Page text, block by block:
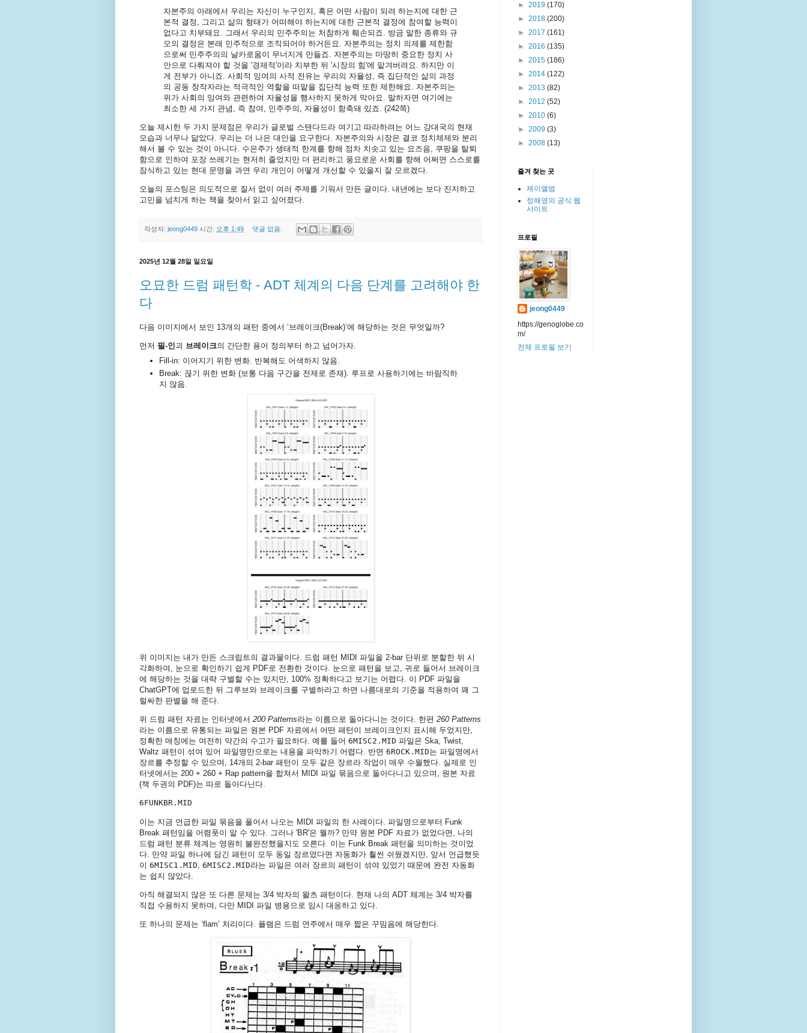
자본주의 아래에서 우리는 자신이 누구인지, 혹은 어떤 사람이 되려 하는지에 대한 근
본적 결정, 그리고 삶의 형태가 어떠해야 하는지에 대한 근본적 결정에 참여할 능력이
없다고 치부돼요. 그래서 우리의 민주주의는 처참하게 훼손되죠. 방금 말한 종류와 규
모의 결정은 본래 민주적으로 조직되어야 하거든요. 자본주의는 정치 의제를 제한함
으로써 민주주의의 날카로움이 무너지게 만들죠. 자본주의는 마땅히 중요한 정치 사
안으로 다뤄져야 할 것을 '경제적'이라 치부한 뒤 '시장의 힘'에 맡겨버려요. 하지만 이
게 전부가 아니죠. 사회적 잉여의 사적 전유는 우리의 자율성, 즉 집단적인 삶의 과정
의 공동 창작자라는 적극적인 역할을 떠맡을 집단적 능력 또한 제한해요. 자본주의는
위가 사회의 잉여와 관련하여 자율성을 행사하지 못하게 막아요. 말하자면 여기에는
최소한 세 가지 관념, 즉 참여, 민주주의, 자율성이 함축돼 있죠. (242쪽)
오늘 제시한 두 가지 문제점은 우리가 글로벌 스탠다드라 여기고 따라하려는 어느 강대국의 현재
모습과 너무나 닮았다. 우리는 더 나은 대안을 요구한다. 자본주의와 시장은 결코 정치체제와 분리
해서 볼 수 있는 것이 아니다. 수은주가 생태적 한계를 향해 점차 치솟고 있는 요즈음, 쿠팡을 탈퇴
함으로 인하여 포장 쓰레기는 현저히 줄었지만 더 편리하고 풍요로운 사회를 향해 어쩌면 스스로를
잠식하고 있는 현대 문명을 과연 우리 개인이 어떻게 개선할 수 있을지 잘 모르겠다.
오늘의 포스팅은 의도적으로 질서 없이 여러 주제를 기워서 만든 글이다. 내년에는 보다 진지하고
고민을 넘치게 하는 책을 찾아서 읽고 싶어졌다.
작성자: jeong0449 시간: 오후 1:49 댓글 없음:
2025년 12월 28일 일요일
오묘한 드럼 패턴학 - ADT 체계의 다음 단계를 고려해야 한
다
다음 이미지에서 보인 13개의 패턴 중에서 ‘브레이크(Break)’에 해당하는 것은 무엇일까?
먼저 필-인괴 브레이크의 간단한 용어 정의부터 하고 넘어가자.
Fill-in: 이어지기 위한 변화. 반복해도 어색하지 않음.
Break: 끊기 위한 변화 (보통 다음 구간을 전제로 존재). 루프로 사용하기에는 바람직하
지 않음.
위 이미지는 내가 만든 스크립트의 결과물이다. 드럼 패턴 MIDI 파일을 2-bar 단위로 분할한 뒤 시
각화하여, 눈으로 확인하기 쉽게 PDF로 전환한 것이다. 눈으로 패턴을 보고, 귀로 들어서 브레이크
에 해당하는 것을 대략 구별할 수는 있지만, 100% 정확하다고 보기는 어렵다. 이 PDF 파일을
ChatGPT에 업로드한 뒤 그루브와 브레이크를 구별하라고 하면 나름대로의 기준을 적용하여 꽤 그
럴싸한 판별을 해 준다.
위 드럼 패턴 자료는 인터넷에서 200 Patterns라는 이름으로 돌아다니는 것이다. 한편 260 Patterns
라는 이름으로 유통되는 파일은 원본 PDF 자료에서 어떤 패턴이 브레이크인지 표시해 두었지만,
정확한 매칭에는 여전히 약간의 수고가 필요하다. 예를 들어 6MISC2.MID 파일은 Ska, Twist,
Waltz 패턴이 섞여 있어 파일명만으로는 내용을 파악하기 어렵다. 반면 6ROCK.MID는 파일명에서
장르를 추정할 수 있으며, 14개의 2-bar 패턴이 모두 같은 장르라 작업이 매우 수월했다. 실제로 인
터넷에서는 200 + 260 + Rap pattern을 합쳐서 MIDI 파일 묶음으로 돌아다니고 있으며, 원본 자료
(책 두권의 PDF)는 따로 돌아다닌다.
6FUNKBR.MID
이는 지금 언급한 파일 묶음을 풀어서 나오는 MIDI 파일의 한 사례이다. 파일명으로부터 Funk
Break 패턴임을 어렴풋이 알 수 있다. 그러나 'BR'은 뭘까? 만약 원본 PDF 자료가 없었다면, 나의
드럼 패턴 분류 체계는 영원히 불완전했을지도 모른다. 이는 Funk Break 패턴을 의미하는 것이었
다. 만약 파일 하나에 담긴 패턴이 모두 동일 장르였다면 자동화가 훨씬 쉬웠겠지만, 앞서 언급했듯
이 6MISC1.MID 6MISC2.MID라는 파일은 여러 장르의 패턴이 섞여 있었기 때문에 완전 자동화
는 쉽지 않았다.
아직 해결되지 않은 또 다른 문제는 3/4 박자의 왈츠 패턴이다. 현재 나의 ADT 체계는 3/4 박자를
직접 수용하지 못하며, 다만 MIDI 파일 병용으로 임시 대응하고 있다.
또 하나의 문제는 ‘flam’ 처리이다. 플램은 드럼 연주에서 매우 짧은 꾸밈음에 해당한다.
► 2019 (170)
► 2018 (200)
► 2017 (161)
► 2016 (135)
► 2015 (186)
► 2014 (122)
► 2013 (82)
► 2012 (52)
► 2010 (6)
► 2009 (3)
► 2008 (13)
즐겨 찾는 곳
제이앨범
정해영의 공식 웹
사이트
프로필
jeong0449
https://genoglobe.co
m/
전체 프로필 보기